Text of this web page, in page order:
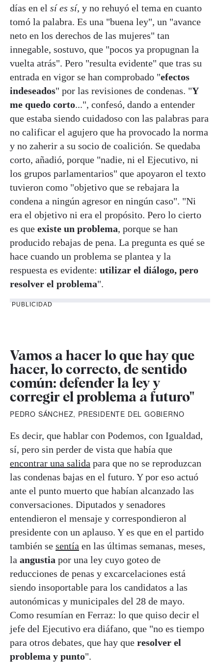
días en el sí es sí, y no rehuyó el tema en cuanto
tomó la palabra. Es una "buena ley", un "avance
neto en los derechos de las mujeres" tan
innegable, sostuvo, que "pocos ya propugnan la
vuelta atrás". Pero "resulta evidente" que tras su
entrada en vigor se han comprobado "efectos
indeseados" por las revisiones de condenas. "Y
me quedo corto...", confesó, dando a entender
que estaba siendo cuidadoso con las palabras para
no calificar el agujero que ha provocado la norma
y no zaherir a su socio de coalición. Se quedaba
corto, añadió, porque "nadie, ni el Ejecutivo, ni
los grupos parlamentarios" que apoyaron el texto
tuvieron como "objetivo que se rebajara la
condena a ningún agresor en ningún caso". "Ni
era el objetivo ni era el propósito. Pero lo cierto
es que existe un problema, porque se han
producido rebajas de pena. La pregunta es qué se
hace cuando un problema se plantea y la
respuesta es evidente: utilizar el diálogo, pero
resolver el problema".
PUBLICIDAD
Vamos a hacer lo que hay que
hacer, lo correcto, de sentido
común: defender la ley y
corregir el problema a futuro"
PEDRO SÁNCHEZ, PRESIDENTE DEL GOBIERNO
Es decir, que hablar con Podemos, con Igualdad,
sí, pero sin perder de vista que había que
encontrar una salida para que no se reproduzcan
las condenas bajas en el futuro. Y por eso actuó
ante el punto muerto que habían alcanzado las
conversaciones. Diputados y senadores
entendieron el mensaje y correspondieron al
presidente con un aplauso. Y es que en el partido
también se sentía en las últimas semanas, meses,
la angustia por una ley cuyo goteo de
reducciones de penas y excarcelaciones está
siendo insoportable para los candidatos a las
autonómicas y municipales del 28 de mayo.
Como resumían en Ferraz: lo que quiso decir el
jefe del Ejecutivo era diáfano, que "no es tiempo
para otros debates, que hay que resolver el
problema y punto".